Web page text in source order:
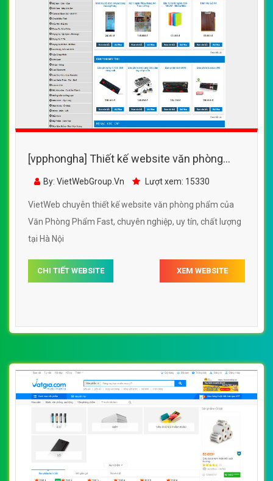
[vpphongha] Thiết kế website văn phòng
phẩm của Văn Phòng Phẩm Fast
By: VietWebGroup.Vn Lượt xem: 15330
VietWeb chuyên thiết kế website văn phòng phẩm của
Văn Phòng Phẩm Fast, chuyên nghiệp, uy tín, chất lượng
tại Hà Nội
CHI TIẾT WEBSITE XEM WEBSITE